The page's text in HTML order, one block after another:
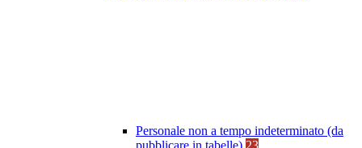
Personale non a tempo indeterminato (da